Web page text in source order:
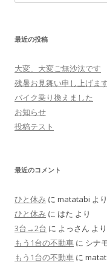
索:
最近の投稿
大変、大変ご無沙汰です
残暑お見舞い申し上げま
バイク乗り換えました
お知らせ
投稿テスト
最近のコメント
ひと休み に matatabi より
ひと休み に はた より
3台→2台 に よっさん より
もう1台の不動車 に シナ
もう1台の不動車 に